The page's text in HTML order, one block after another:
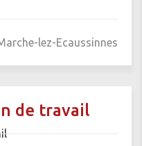
lez-Ecaussinnes
de travail